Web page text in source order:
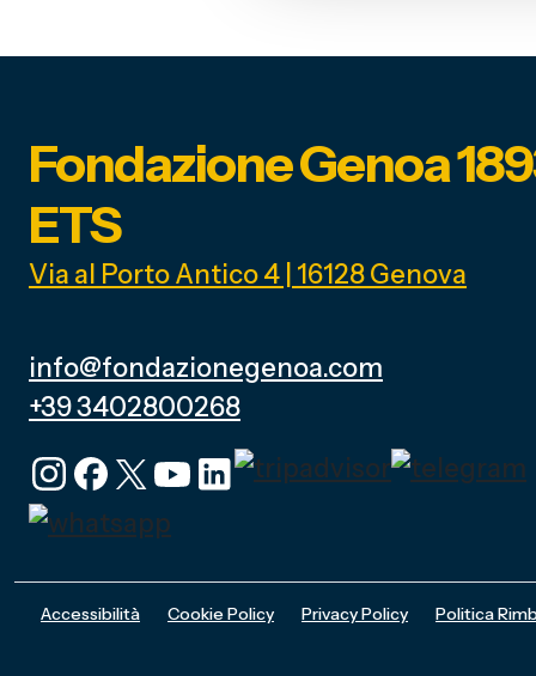
Fondazione Genoa
ETS
Via al Porto Antico 4 | 16128 Genova
info@fondazionegenoa.com
+39 3402800268
Accessibilità Cookie Policy Privacy Policy Politica